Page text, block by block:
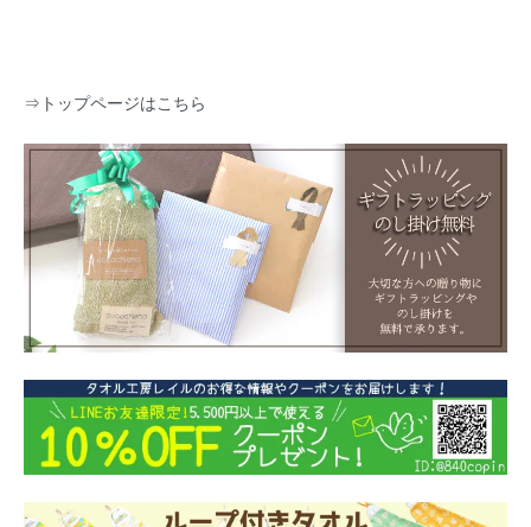
⇒ トップページはこちら